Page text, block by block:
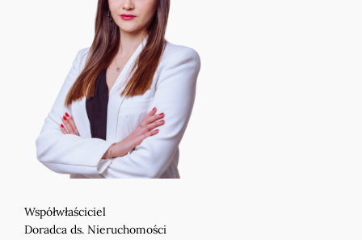
Współwłaściciel
Doradca ds. Nieruchomości